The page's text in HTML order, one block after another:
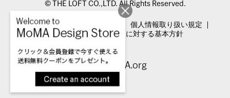
© THE LOFT CO.,LTD. All Rights Reserved.
特定商取引法表示
個人情報取り扱い規定
カスタマーハラスメントに対する基本方針
Visit MoMA.org